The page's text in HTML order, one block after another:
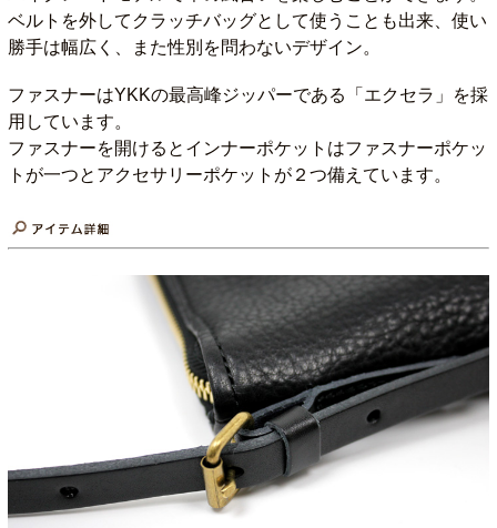
ベルトを外してクラッチバッグとして使うことも出来、使い
勝手は幅広く、また性別を問わないデザイン。
ファスナーはYKKの最高峰ジッパーである「エクセラ」を採
用しています。
ファスナーを開けるとインナーポケットはファスナーポケッ
トが一つとアクセサリーポケットが２つ備えています。